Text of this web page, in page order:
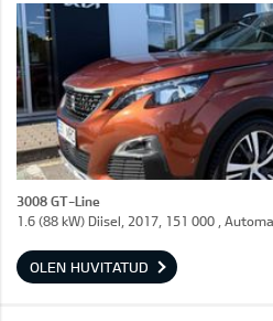
3008 GT-Line
1.6 (88 kW) Diisel, 2017, 151 000 ,
OLEN HUVITATUD